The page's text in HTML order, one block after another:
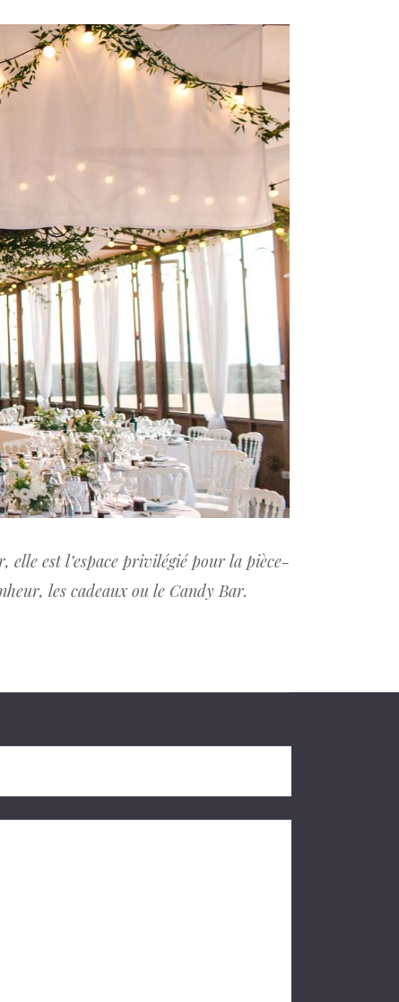
elle est l’espace privilégié pour la pièce-
les cadeaux ou le Candy Bar.